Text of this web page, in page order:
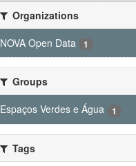
Organizations
NOVA Open Data
1
Groups
Espaços Verdes e Água
1
Tags